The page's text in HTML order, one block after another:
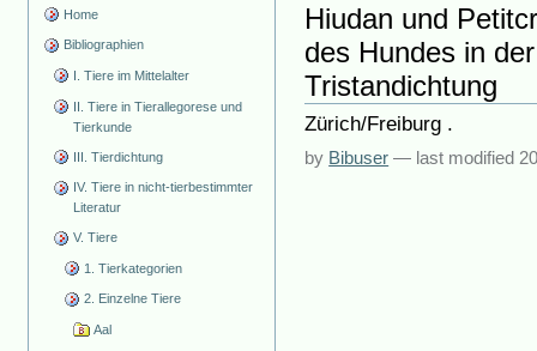
Home
Bibliographien
I. Tiere im Mittelalter
II. Tiere in Tierallegorese und
Tierkunde
III. Tierdichtung
IV. Tiere in nicht-tierbestimmter
Literatur
V. Tiere
1. Tierkategorien
2. Einzelne Tiere
Aal
Hiudan und
des Hundes in
Tristandichtung
Zürich/Freiburg .
by Bibuser — last modified